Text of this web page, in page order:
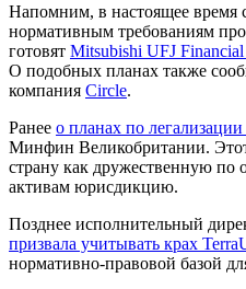
Напомним, в настоящее время
нормативным требованиям
готовят Mitsubishi UFJ
О подобных планах также
компания Circle.
Ранее о планах по
Минфин Великобритании.
страну как дружественную
активам юрисдикцию.
Позднее исполнительный
призвала учитывать крах
нормативно-правовой базой